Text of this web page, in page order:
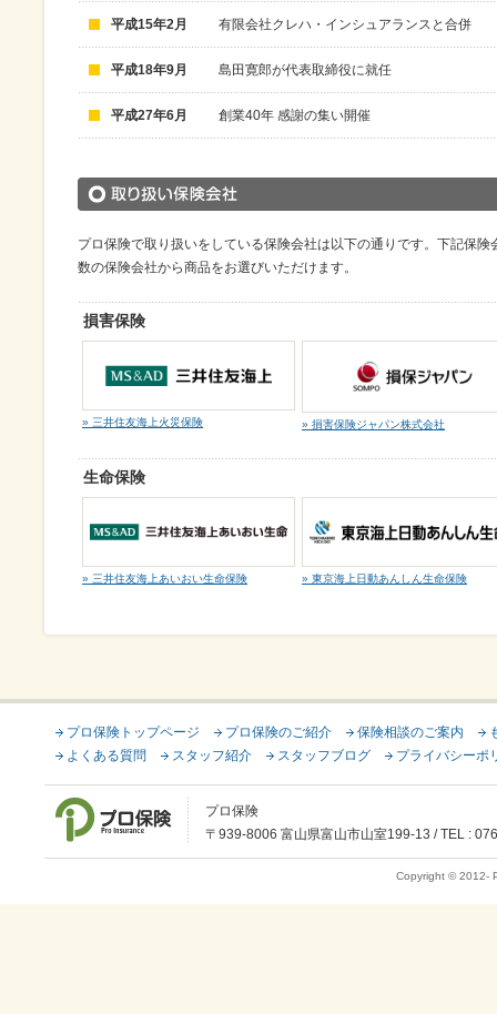
平成15年2月 有限会社クレハ・インシュアランスと合併
平成18年9月 島田寛郎が代表取締役に就任
平成27年6月 創業40年 感謝の集い開催
プロ保険で取り扱いをしている保険会社は以下の通りです。下記保
数の保険会社から商品をお選びいただけます。
損害保険
» 三井住友海上火災保険 » 損害保険ジャパン株式会社
生命保険
» 三井住友海上あいおい生命保険 » 東京海上日動あんしん生命保険
プロ保険トップページ プロ保険のご紹介 保険相談のご案内
よくある質問
スタッフ紹介 スタッフブログ プライバシーポ
プロ保険
〒939-8006 富山県富山市山室199-13 / TEL :
Copyright © 2012-